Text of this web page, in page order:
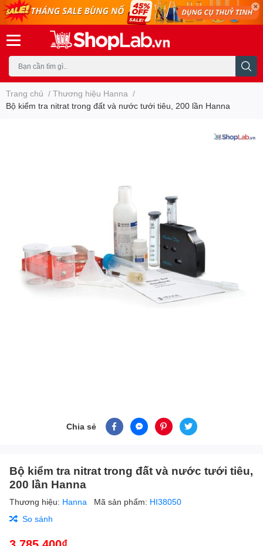
Trang chủ / Thương hiệu Hanna /
Bộ kiểm tra nitrat trong đất và nước tưới tiêu, 200 lần Hanna
Chia sẻ
Bộ kiểm tra nitrat trong đất và nước tưới tiêu,
200 lần Hanna
Thương hiệu: Hanna Mã sản phẩm: HI38050
So sánh